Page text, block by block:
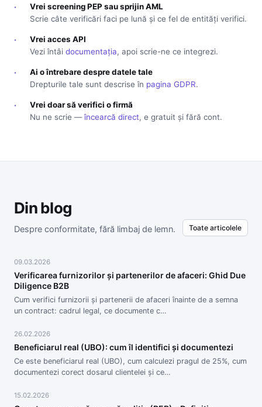
·
Vrei screening PEP sau sprijin AML
Scrie câte verificări faci pe lună și ce fel de entități verifici.
·
Vrei acces API
Vezi întâi documentația, apoi scrie-ne ce integrezi.
·
Ai o întrebare despre datele tale
Drepturile tale sunt descrise în pagina GDPR.
·
Vrei doar să verifici o firmă
Nu ne scrie —încearcă direct, e gratuit și fără cont.
Din blog
Despre conformitate, fără limbaj de lemn. Toate articolele
09.03.2026
Verificarea furnizorilor și partenerilor de afaceri: Ghid Due
Diligence B2B
Cum verifici furnizorii și partenerii de afaceri înainte de a semna
un contract: cadrul legal, ce documente c…
26.02.2026
Beneficiarul real (UBO): cum îl identifici și documentezi
Ce este beneficiarul real (UBO), cum calculezi pragul de 25%, cum
documentezi corect dosarul clientelei și ce…
15.02.2026